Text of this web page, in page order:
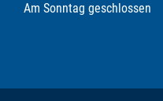
Am Sonntag geschlossen